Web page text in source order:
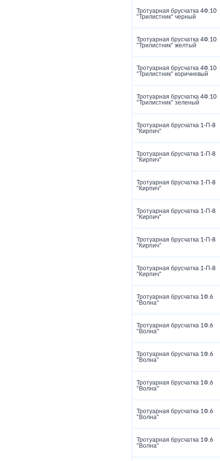
Тротуарная брусчатка 4Ф.10
"Трилистник" черный
Тротуарная брусчатка 4Ф.10
"Трилистник" желтый
Тротуарная брусчатка 4Ф.10
"Трилистник" коричневый
Тротуарная брусчатка 4Ф.10
"Трилистник" зеленый
Тротуарная брусчатка 1‑П‑8
"Кирпич"
Тротуарная брусчатка 1‑П‑8
"Кирпич"
Тротуарная брусчатка 1‑П‑8
"Кирпич"
Тротуарная брусчатка 1‑П‑8
"Кирпич"
Тротуарная брусчатка 1‑П‑8
"Кирпич"
Тротуарная брусчатка 1‑П‑8
"Кирпич"
Тротуарная брусчатка 1Ф.6
"Волна"
Тротуарная брусчатка 1Ф.6
"Волна"
Тротуарная брусчатка 1Ф.6
"Волна"
Тротуарная брусчатка 1Ф.6
"Волна"
Тротуарная брусчатка 1Ф.6
"Волна"
Тротуарная брусчатка 1Ф.6
"Волна"